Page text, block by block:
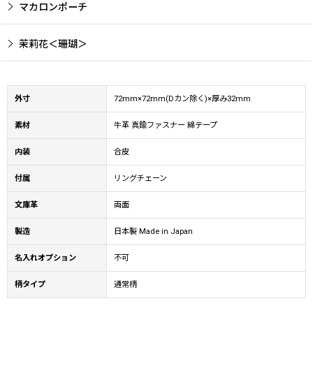
マカロンポーチ
茉莉花＜珊瑚＞
外寸 72mm×72mm(Dカン除く)×厚み32mm
素材 牛革 真鍮ファスナー 綿テープ
内装 合皮
付属 リングチェーン
文庫革 両面
製造 日本製 Made in Japan
名入れオプション 不可
柄タイプ 通常柄